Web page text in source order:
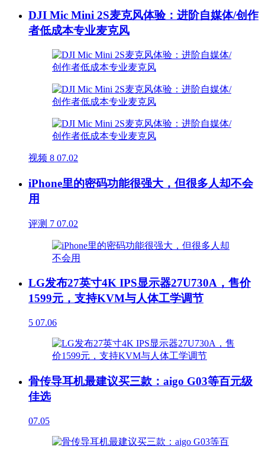
DJI Mic Mini 2S麦克风体验：进阶自媒体/创作
者低成本专业麦克风
视频 8 07.02
iPhone里的密码功能很强大，但很多人却不会
用
评测 7 07.02
LG发布27英寸4K IPS显示器27U730A，售价
1599元，支持KVM与人体工学调节
5 07.06
骨传导耳机最建议买三款：aigo G03等百元级
佳选
07.05